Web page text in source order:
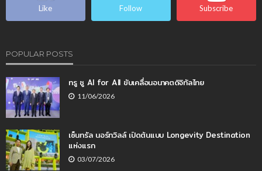
Like Follow Subscribe
POPULAR POSTS
ทรู ชู AI for All ขับเคลื่อนอนาคตดิจิทัลไทย
11/06/2026
เซ็นทรัล นอร์ทวิลล์ เปิดต้นแบบ Longevity Destination
แห่งแรก
03/07/2026